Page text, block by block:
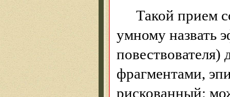
Такой прием
умному назвать
фрагментами,
рискованный: